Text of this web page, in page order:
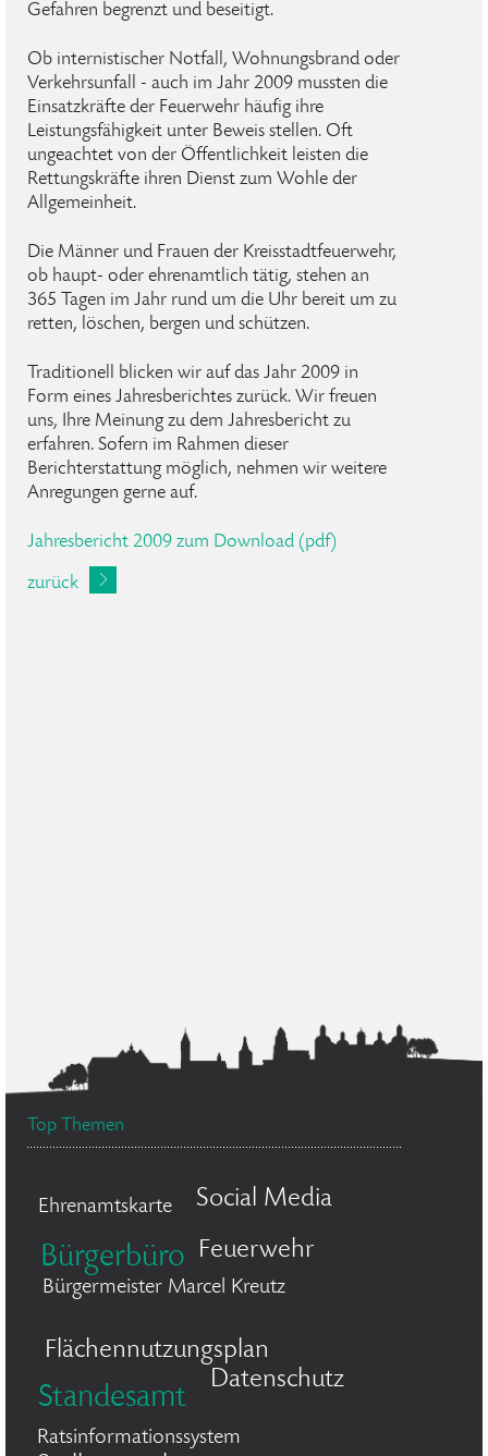
Gefahren begrenzt und beseitigt.
Ob internistischer Notfall, Wohnungsbrand oder
Verkehrsunfall - auch im Jahr 2009 mussten die
Einsatzkräfte der Feuerwehr häufig ihre
Leistungsfähigkeit unter Beweis stellen. Oft
ungeachtet von der Öffentlichkeit leisten die
Rettungskräfte ihren Dienst zum Wohle der
Allgemeinheit.
Die Männer und Frauen der Kreisstadtfeuerwehr,
ob haupt- oder ehrenamtlich tätig, stehen an
365 Tagen im Jahr rund um die Uhr bereit um zu
retten, löschen, bergen und schützen.
Traditionell blicken wir auf das Jahr 2009 in
Form eines Jahresberichtes zurück. Wir freuen
uns, Ihre Meinung zu dem Jahresbericht zu
erfahren. Sofern im Rahmen dieser
Berichterstattung möglich, nehmen wir weitere
Anregungen gerne auf.
Jahresbericht 2009 zum Download (pdf)
zurück
Top Themen
Ehrenamtskarte Social Media
Bürgerbüro Feuerwehr
Bürgermeister Marcel Kreutz
Flächennutzungsplan
Standesamt
Datenschutz
Ratsinformationssystem